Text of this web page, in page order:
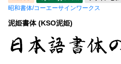
昭和書体/コーエーサインワークス
泥姫書体 (KSO泥姫)